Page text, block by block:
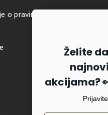
o pravima i obavezama
Želite
akcijama?